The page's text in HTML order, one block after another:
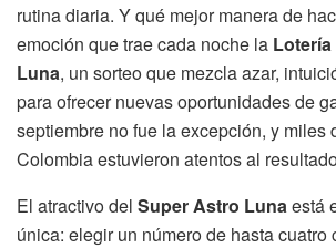
rutina diaria. Y qué mejor manera de
emoción que trae cada noche la
Luna, un sorteo que mezcla azar,
para ofrecer nuevas oportunidades de
septiembre no fue la excepción, y miles
Colombia estuvieron atentos al
El atractivo del Super Astro Lunaestá
única: elegir un número de hasta cuatro